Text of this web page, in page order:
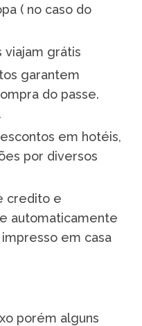
( no caso do
viajam grátis
garantem
do passe.
em hotéis,
por diversos
credito e
automaticamente
em casa
porém alguns